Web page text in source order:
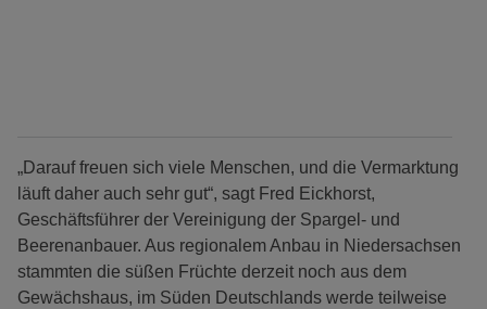
„Darauf freuen sich viele Menschen, und die Vermarktung
läuft daher auch sehr gut“, sagt Fred Eickhorst,
Geschäftsführer der Vereinigung der Spargel- und
Beerenanbauer. Aus regionalem Anbau in Niedersachsen
stammten die süßen Früchte derzeit noch aus dem
Gewächshaus, im Süden Deutschlands werde teilweise